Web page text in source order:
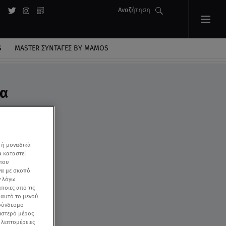
Αναζήτηση
MASTER ΣΥΝΤΑΓΈΣ BY MAMOS
μοναδικά
με σκοπό
λόγω
από τις
αυτό το μενού
μέρος